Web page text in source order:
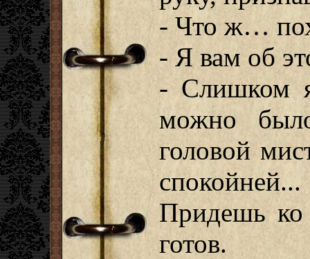
- Что ж…
- Я вам об
- Слишком
можно
головой
Придешь ко
готов.